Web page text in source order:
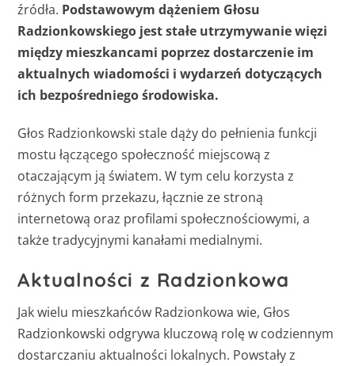
źródła. Podstawowym dążeniem Głosu
Radzionkowskiego jest stałe utrzymywanie więzi
między mieszkancami poprzez dostarczenie im
aktualnych wiadomości i wydarzeń dotyczących
ich bezpośredniego środowiska.
Głos Radzionkowski stale dąży do pełnienia funkcji
mostu łączącego społeczność miejscową z
otaczającym ją światem. W tym celu korzysta z
różnych form przekazu, łącznie ze stroną
internetową oraz profilami społecznościowymi, a
także tradycyjnymi kanałami medialnymi.
Aktualności z Radzionkowa
Jak wielu mieszkańców Radzionkowa wie, Głos
Radzionkowski odgrywa kluczową rolę w codziennym
dostarczaniu aktualności lokalnych. Powstały z